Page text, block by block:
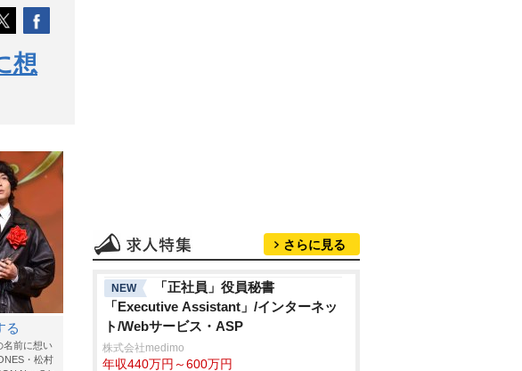
想
る
名前に想い
・松村
さらに見る
NEW
「正社員」役員秘書
「Executive Assistant」/インターネッ
ト/Webサービス・ASP
株式会社medimo
年収440万円～600万円